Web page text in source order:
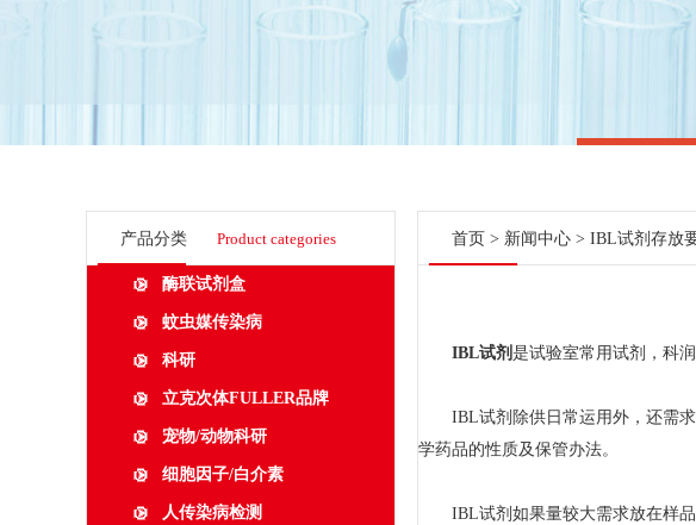
产品分类 Product categories
酶联试剂盒
蚊虫媒传染病
科研
立克次体FULLER品牌
宠物/动物科研
细胞因子/白介素
人传染病检测
首页 > 新闻中心 > IBL试剂存放
IBL试剂 是试验室常用试剂，科
IBL试剂除供日常运用外，还需求
学药品的性质及保管办法。
IBL试剂如果量较大需求放在样品